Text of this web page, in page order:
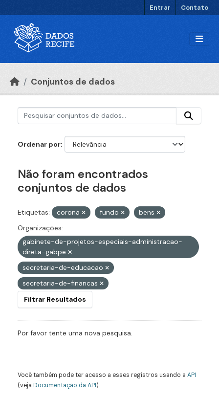
Entrar Contato
Conjuntos de dados
Ordenar por
Não foram encontrados
conjuntos de dados
Etiquetas: corona fundo
bens
Organizações:
gabinete-de-projetos-especiais-administracao-
direta-gabpe
secretaria-de-educacao
secretaria-de-financas
Filtrar Resultados
Por favor tente uma nova pesquisa.
Você também pode ter acesso a esses registros usando a API
(veja Documentação da API).